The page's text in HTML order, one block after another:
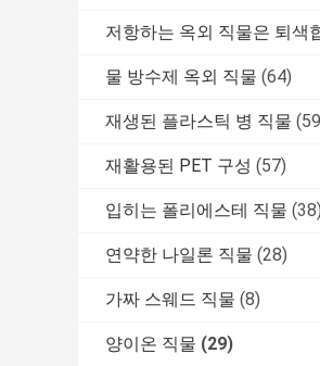
저항하는 옥외 직물은 퇴색
물 방수제 옥외 직물 (64)
재생된 플라스틱 병 직물
재활용된 PET 구성 (57)
입히는 폴리에스테 직물 (38)
연약한 나일론 직물 (28)
가짜 스웨드 직물 (8)
양이온 직물 (29)